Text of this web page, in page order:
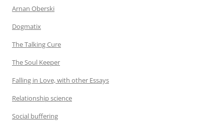
Arnan Oberski
Dogmatix
The Talking Cure
The Soul Keeper
Falling in Love, with other Essays
Relationship science
Social buffering